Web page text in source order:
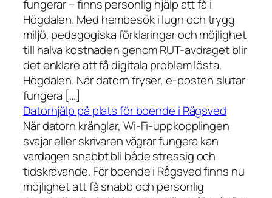
fungerar – finns personlig hjälp att få i
Högdalen. Med hembesök i lugn och trygg
miljö, pedagogiska förklaringar och möjlighet
till halva kostnaden genom RUT-avdraget blir
det enklare att få digitala problem lösta.
Högdalen. När datorn fryser, e-posten slutar
fungera […]
Datorhjälp på plats för boende i Rågsved
När datorn krånglar, Wi-Fi-uppkopplingen
svajar eller skrivaren vägrar fungera kan
vardagen snabbt bli både stressig och
tidskrävande. För boende i Rågsved finns nu
möjlighet att få snabb och personlig